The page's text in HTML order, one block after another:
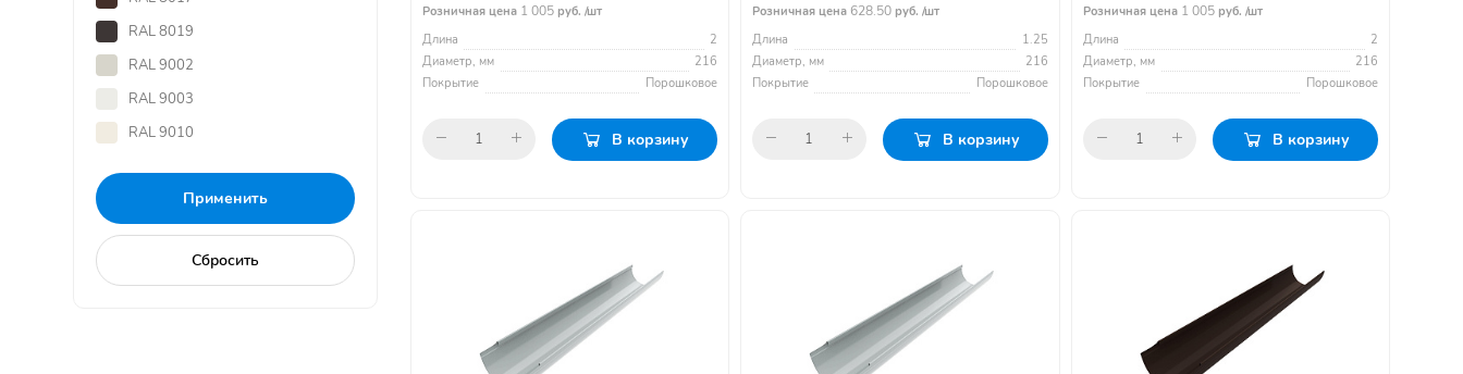
RAL 8019
RAL 9002
RAL 9003
RAL 9010
Розничная цена 1 005 руб. /шт
Длина
2
Диаметр, мм
216
Покрытие
Порошковое
В корзину
Розничная цена 628.50 руб. /шт
Длина
1.25
Диаметр, мм
216
Покрытие
Порошковое
В корзину
Розничная цена 1 005руб. /шт
Длина
2
Диаметр, мм
216
Покрытие
Порошковое
В корзину